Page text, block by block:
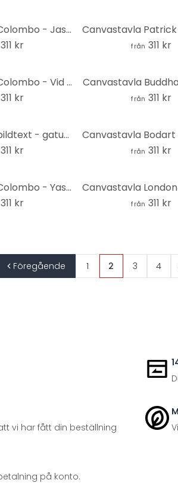
Canvastavla Colombo - Jasper National Park i Kanada
311 kr från 311 kr
Canvastavla Colombo - Vid Lago Maggiore
311 kr
Canvastavla
från 311 kr
Canvastavla bildtext - gatuskylt svart och vitt
311 kr från 311 kr
Canvastavla Colombo - Yasaka Pagoda i Japan
311 kr från 311 kr
Föregående 1 2 3 4
vi har fått din beställning
på konto.